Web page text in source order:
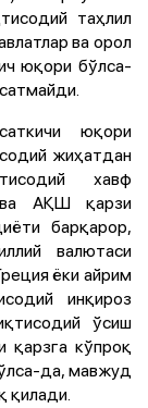
таҳлил
ва орол
юқори бўлса-
юқори
жиҳатдан
хавф
ва АҚШ қарзи
барқарор,
валютаси
ёки айрим
инқироз
ўсиш
қарзга кўпроқ
да, мавжуд
қилади.